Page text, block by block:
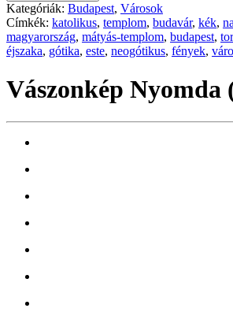
Kategóriák: Budapest, Városok
Címkék: katolikus, templom, budavár, kék,
magyarország, mátyás-templom, budapest,
éjszaka, gótika, este, neogótikus, fények,
Vászonkép Nyomda